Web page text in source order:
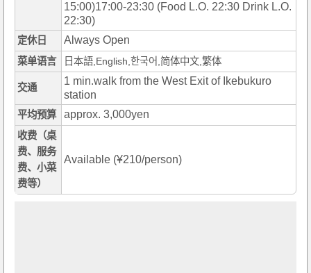
15:00)17:00-23:30 (Food L.O. 22:30 Drink L.O.
22:30)
定休日 Always Open
菜单语言 日本語,English,한국어,简体中文,繁体
交通
1 min.walk from the West Exit of Ikebukuro
station
平均预算 approx. 3,000yen
收费（桌
费、服务
费、小菜
费等）
Available (¥210/person)